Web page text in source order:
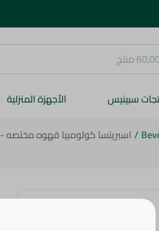
سبينيس الأجهزة المنزلية
/اسبريتسا كولومبيا قهوه مختصه - 10قطعة